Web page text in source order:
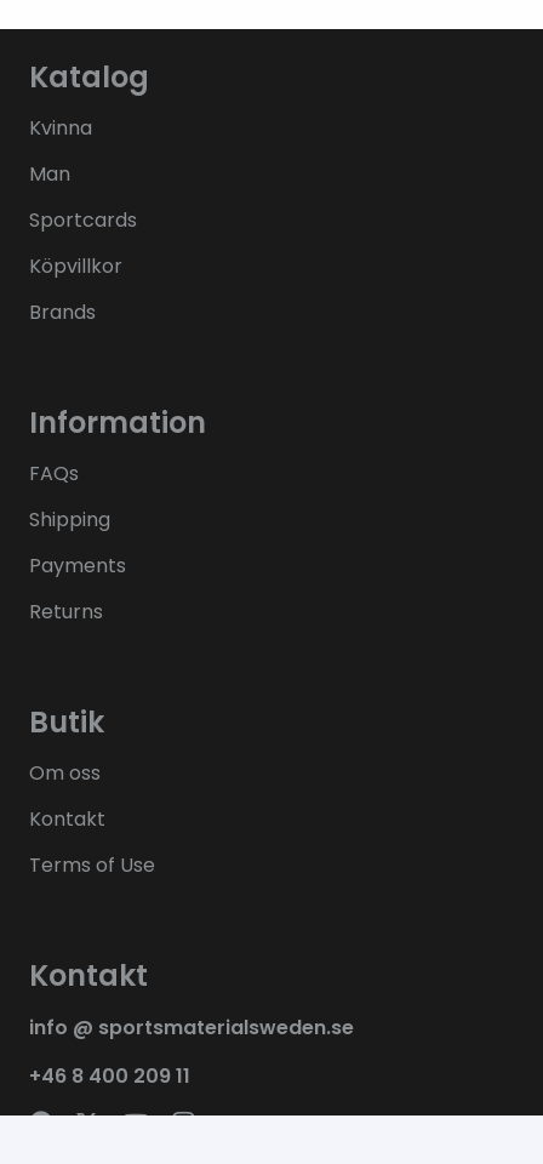
Katalog
Kvinna
Man
Sportcards
Köpvillkor
Brands
Information
FAQs
Shipping
Payments
Returns
Butik
Om oss
Kontakt
Terms of Use
Kontakt
info @ sportsmaterialsweden.se
+46 8 400 209 11